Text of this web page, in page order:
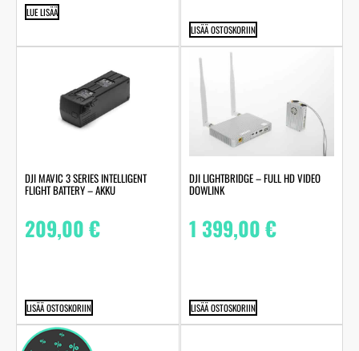
LUE LISÄÄ
LISÄÄ OSTOSKORIIN
DJI MAVIC 3 SERIES INTELLIGENT
FLIGHT BATTERY – AKKU
209,00€
LISÄÄ OSTOSKORIIN
DJI LIGHTBRIDGE – FULL HD VIDEO
DOWLINK
1 399,00€
LISÄÄ OSTOSKORIIN